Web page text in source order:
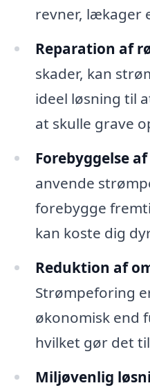
revner, lækager
Reparation af
skader, kan
ideel løsning til
at skulle grave
Forebyggelse
anvende
forebygge
kan koste dig
Reduktion af
Strømpeforing
økonomisk end
hvilket gør det
Miljøvenlig